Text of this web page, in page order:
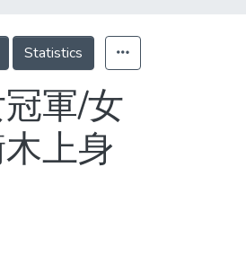
Statistics
軍/女
上身